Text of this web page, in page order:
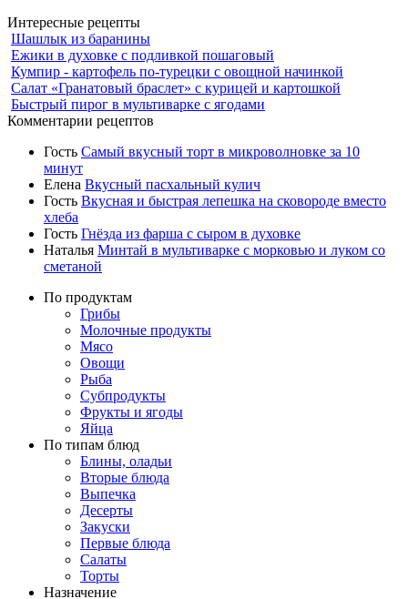
Интересные рецепты
Шашлык из баранины
Ежики в духовке с подливкой пошаговый
Кумпир - картофель по-турецки с овощной начинкой
Салат «Гранатовый браслет» с курицей и картошкой
Быстрый пирог в мультиварке с ягодами
Комментарии рецептов
Гость Самый вкусный торт в микроволновке за 10
минут
Елена Вкусный пасхальный кулич
Гость Вкусная и быстрая лепешка на сковороде вместо
хлеба
Гость Гнёзда из фарша с сыром в духовке
Наталья Минтай в мультиварке с морковью и луком со
сметаной
По продуктам
Грибы
Молочные продукты
Мясо
Овощи
Рыба
Субпродукты
Фрукты и ягоды
Яйца
По типам блюд
Блины, оладьи
Вторые блюда
Выпечка
Десерты
Закуски
Первые блюда
Салаты
Торты
Назначение